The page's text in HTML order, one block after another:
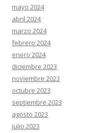
mayo 2024
abril 2024
marzo 2024
febrero 2024
enero 2024
diciembre 2023
noviembre 2023
octubre 2023
septiembre 2023
agosto 2023
julio 2023